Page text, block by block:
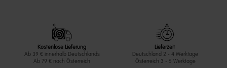
Kostenlose Lieferung
Ab 39 € innerhalb Deutschlands
Ab 79 € nach Österreich
Lieferzeit
Deutschland 2 - 4 Werktage
Österreich 3 - 5 Werktage